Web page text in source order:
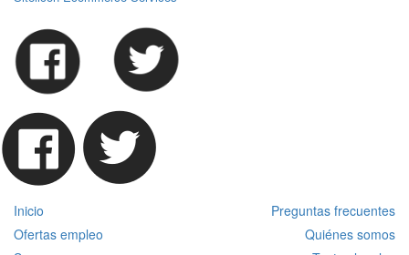
Inicio
Preguntas frecuentes
Ofertas empleo
Quiénes somos